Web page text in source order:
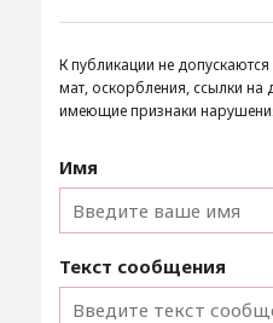
К публикации не
мат, оскорбления, ссылки на
имеющие признаки
Имя
Текст сообщения